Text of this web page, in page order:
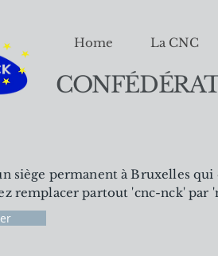
Home La CNC
siège permanent à Bruxelles
remplacer partout 'cnc-nck' par